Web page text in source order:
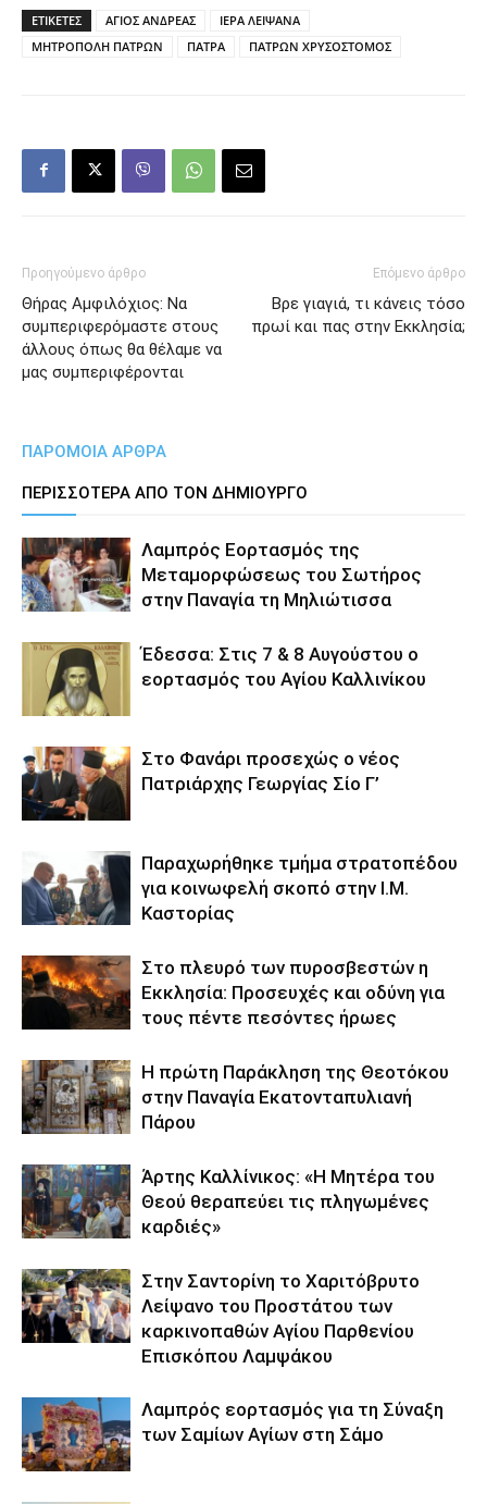
ΕΤΙΚΕΤΕΣ ΑΓΙΟΣ ΑΝΔΡΕΑΣ
ΙΕΡΑ ΛΕΙΨΑΝΑ
ΜΗΤΡΟΠΟΛΗ ΠΑΤΡΩΝ
ΠΑΤΡΑ ΠΑΤΡΩΝ ΧΡΥΣΟΣΤΟΜΟΣ
Προηγούμενο άρθρο
Θήρας Αμφιλόχιος: Να
συμπεριφερόμαστε στους
άλλους όπως θα θέλαμε να
μας συμπεριφέρονται
Επόμενο άρθρο
Βρε γιαγιά, τι κάνεις τόσο
πρωί και πας στην Εκκλησία;
ΠΑΡΟΜΟΙΑ ΑΡΘΡΑ
ΠΕΡΙΣΣΟΤΕΡΑ ΑΠΟ ΤΟΝ ΔΗΜΙΟΥΡΓΟ
Λαμπρός Εορτασμός της
Μεταμορφώσεως του Σωτήρος
στην Παναγία τη Μηλιώτισσα
Έδεσσα: Στις 7 & 8 Αυγούστου ο
εορτασμός του Αγίου Καλλινίκου
Στο Φανάρι προσεχώς ο νέος
Πατριάρχης Γεωργίας Σίο Γ’
Παραχωρήθηκε τμήμα στρατοπέδου
για κοινωφελή σκοπό στην Ι.Μ.
Καστορίας
Στο πλευρό των πυροσβεστών η
Εκκλησία: Προσευχές και οδύνη για
τους πέντε πεσόντες ήρωες
Η πρώτη Παράκληση της Θεοτόκου
στην Παναγία Εκατονταπυλιανή
Πάρου
Άρτης Καλλίνικος: «Η Μητέρα του
Θεού θεραπεύει τις πληγωμένες
καρδιές»
Στην Σαντορίνη το Χαριτόβρυτο
Λείψανο του Προστάτου των
καρκινοπαθών Αγίου Παρθενίου
Επισκόπου Λαμψάκου
Λαμπρός εορτασμός για τη Σύναξη
των Σαμίων Αγίων στη Σάμο